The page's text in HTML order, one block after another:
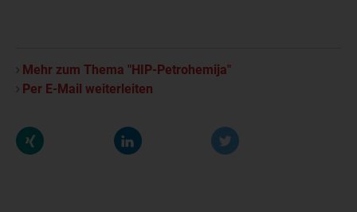
Mehr zum Thema "HIP-Petrohemija"
Per E-Mail weiterleiten